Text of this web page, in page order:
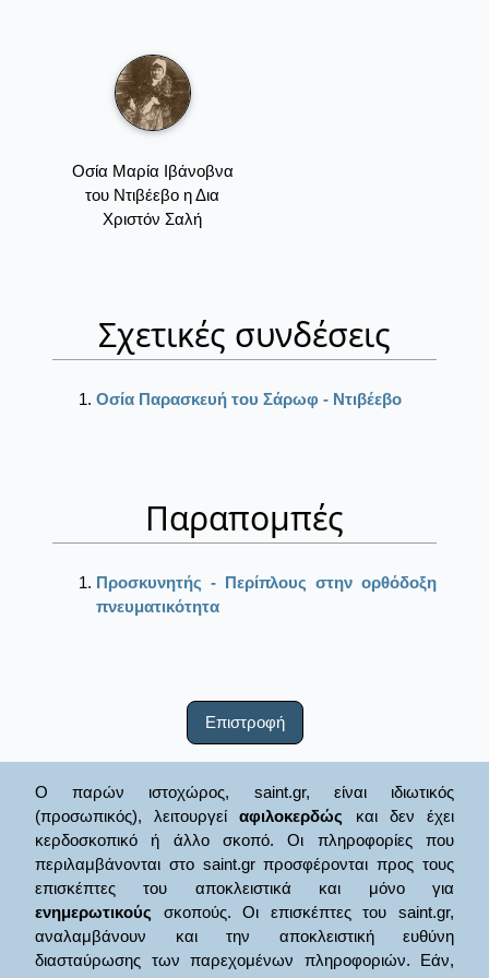
Οσία Μαρία Ιβάνοβνα
του Ντιβέεβο η Δια
Χριστόν Σαλή
Σχετικές συνδέσεις
Οσία Παρασκευή του Σάρωφ - Ντιβέεβο
Παραπομπές
Προσκυνητής - Περίπλους στην ορθόδοξη
πνευματικότητα
Επιστροφή
Ο παρών ιστοχώρος, saint.gr, είναι ιδιωτικός
(προσωπικός), λειτουργείαφιλοκερδώς και δεν έχει
κερδοσκοπικό ή άλλο σκοπό. Οι πληροφορίες που
περιλαμβάνονται στο saint.gr προσφέρονται προς τους
επισκέπτες του αποκλειστικά και μόνο για
ενημερωτικούς σκοπούς. Οι επισκέπτες του saint.gr,
αναλαμβάνουν και την αποκλειστική ευθύνη
διασταύρωσης των παρεχομένων πληροφοριών. Εάν,